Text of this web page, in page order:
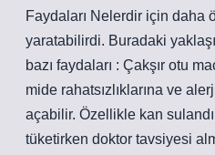
Faydaları Nelerdir için daha
yaratabilirdi. Buradaki
bazı faydaları : Çakşır otu
mide rahatsızlıklarına ve
açabilir. Özellikle kan
tüketirken doktor tavsiyesi